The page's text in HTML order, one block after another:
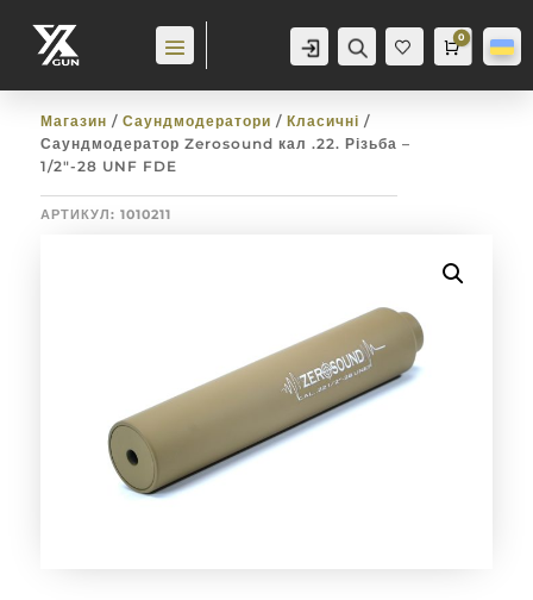
Аккаунт Пошук
Баж
анн
Cart
0
0,0грн
Магазин / Саундмодератори / Класичні /
Саундмодератор Zerosound кал .22. Різьба –
1/2″-28 UNF FDE
АРТИКУЛ: 1010211